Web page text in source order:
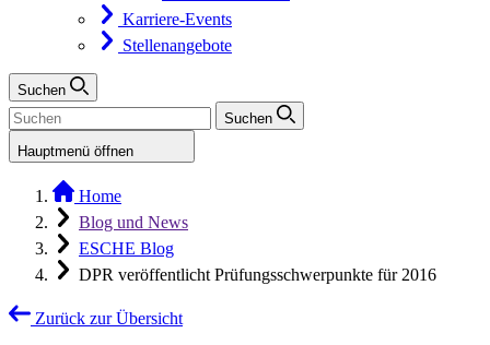
Karriere-Events
Stellenangebote
Suchen
Suchen
Hauptmenü öffnen
Home
Blog und News
ESCHE Blog
DPR veröffentlicht Prüfungsschwerpunkte für 2016
Zurück zur Übersicht